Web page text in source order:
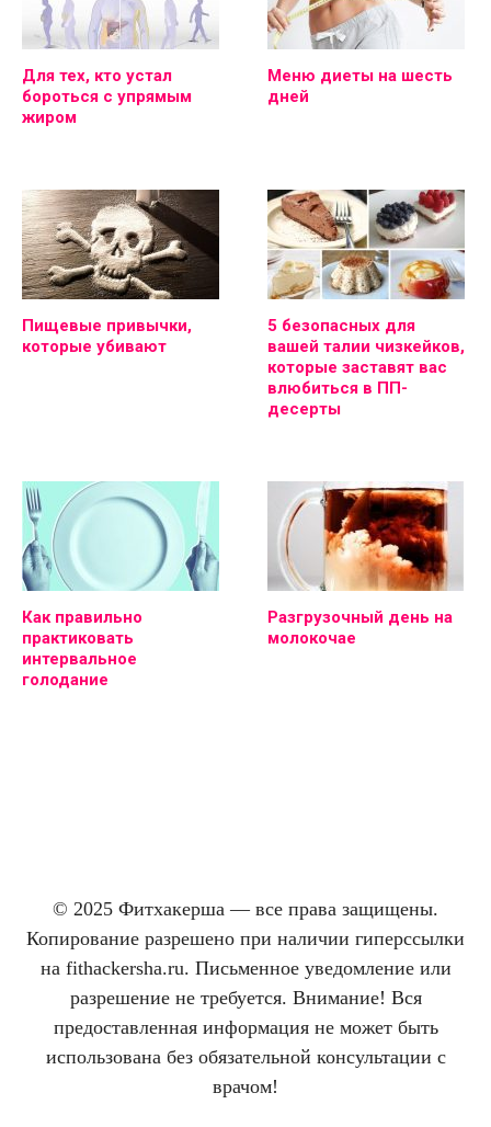
Для тех, кто устал
бороться с упрямым
жиром
Меню диеты на шесть
дней
Пищевые привычки,
которые убивают
5 безопасных для
вашей талии чизкейков,
которые заставят вас
влюбиться в ПП-
десерты
Как правильно
практиковать
интервальное
голодание
Разгрузочный день на
молокочае
© 2025 Фитхакерша — все права защищены.
Копирование разрешено при наличии гиперссылки
на fithackersha.ru. Письменное уведомление или
разрешение не требуется. Внимание! Вся
предоставленная информация не может быть
использована без обязательной консультации с
врачом!